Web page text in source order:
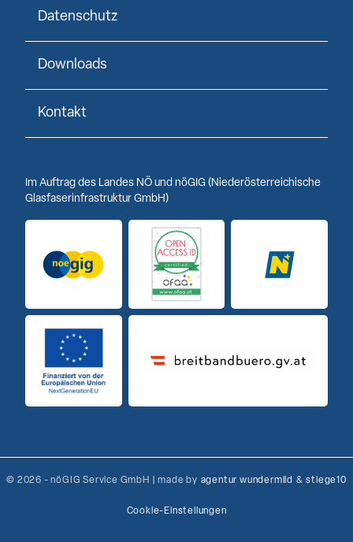
Datenschutz
Downloads
Kontakt
Im Auftrag des Landes NÖ und nöGIG (Niederösterreichische
Glasfaserinfrastruktur GmbH)
Logo noeGIG Logo Open Access IDLogo
Finanziert von der Europäischen UnionBreitbandbuero Logo
© 2026 - nöGIG Service GmbH | made by agentur wundermild & stiege10
Cookie-Einstellungen